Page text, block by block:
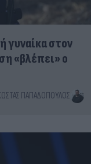
γυναίκα στον
«βλέπει» ο
ΠΑΠΑΔΌΠΟΥΛΟΣ